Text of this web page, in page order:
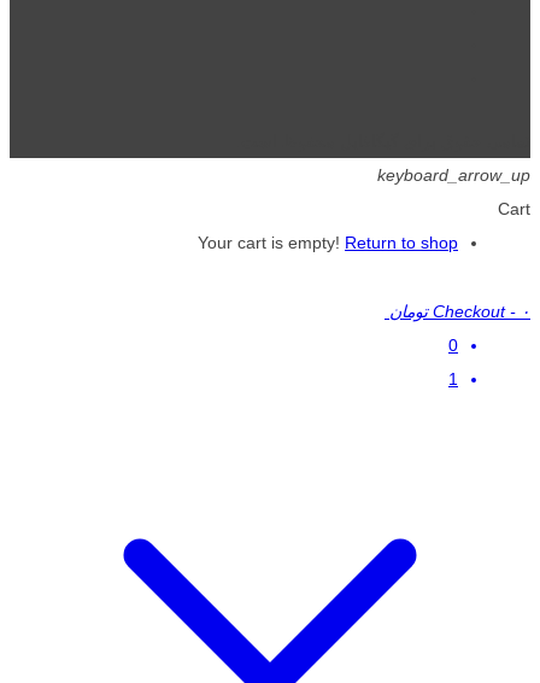
keyboard_arrow_up
Cart
Your cart is empty! Return to shop
Checkout - ۰ تومان
0
1